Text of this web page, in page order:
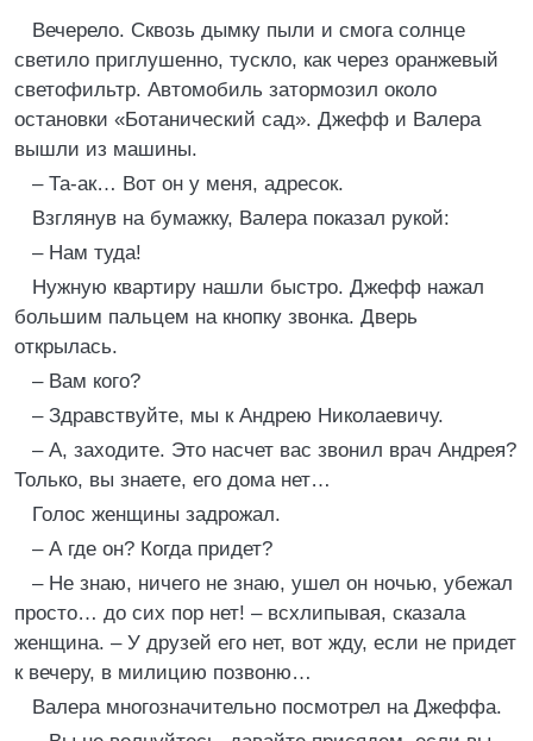
Вечерело. Сквозь дымку пыли и смога солнце
светило приглушенно, тускло, как через оранжевый
светофильтр. Автомобиль затормозил около
остановки «Ботанический сад». Джефф и Валера
вышли из машины.
– Та-ак… Вот он у меня, адресок.
Взглянув на бумажку, Валера показал рукой:
– Нам туда!
Нужную квартиру нашли быстро. Джефф нажал
большим пальцем на кнопку звонка. Дверь
открылась.
– Вам кого?
– Здравствуйте, мы к Андрею Николаевичу.
– А, заходите. Это насчет вас звонил врач Андрея?
Только, вы знаете, его дома нет…
Голос женщины задрожал.
– А где он? Когда придет?
– Не знаю, ничего не знаю, ушел он ночью, убежал
просто… до сих пор нет! – всхлипывая, сказала
женщина. – У друзей его нет, вот жду, если не придет
к вечеру, в милицию позвоню…
Валера многозначительно посмотрел на Джеффа.